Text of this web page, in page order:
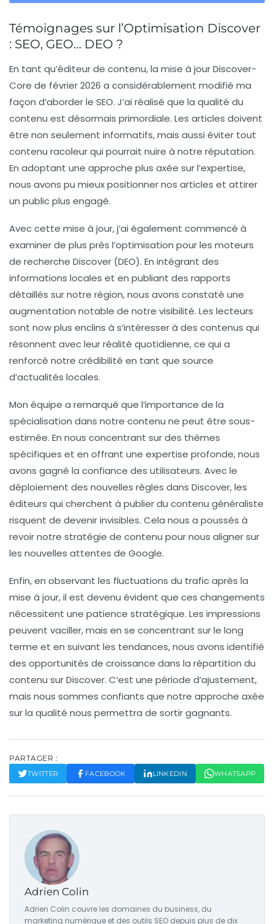
Témoignages sur l’Optimisation Discover
: SEO, GEO… DEO ?
En tant qu’éditeur de contenu, la mise à jourDiscover-
Core de février 2026 a considérablement modifié ma
façon d’aborder le SEO. J’ai réalisé que la qualité du
contenu est désormais primordiale. Les articles doivent
être non seulement informatifs, mais aussi éviter tout
contenu racoleurqui pourrait nuire à notre réputation.
En adoptant une approche plus axée sur l’expertise,
nous avons pu mieux positionner nos articles et attirer
un public plus engagé.
Avec cette mise à jour, j’ai également commencé à
examiner de plus près l’optimisation pour les moteurs
de recherche Discover (DEO). En intégrant des
informations locales et en publiant des rapports
détaillés sur notre région, nous avons constaté une
augmentation notable de notre visibilité. Les lecteurs
sont now plus enclins à s’intéresser à des contenus qui
résonnent avec leur réalité quotidienne, ce qui a
renforcé notre crédibilité en tant que source
d’actualités locales.
Mon équipe a remarqué que l’importance de la
spécialisation dans notre contenu ne peut être sous-
estimée. En nous concentrant sur des thèmes
spécifiques et en offrant une expertise profonde, nous
avons gagné la confiance des utilisateurs. Avec le
déploiement des nouvelles règles dans Discover, les
éditeurs qui cherchent à publier du contenu généraliste
risquent de devenir invisibles. Cela nous a poussés à
revoir notre stratégie de contenu pour nous aligner sur
les nouvelles attentes de Google.
Enfin, en observant les fluctuations du trafic après la
mise à jour, il est devenu évident que ces changements
nécessitent une patience stratégique. Les impressions
peuvent vaciller, mais en se concentrant sur le long
terme et en suivant les tendances, nous avons identifié
des opportunités de croissance dans la répartition du
contenu sur Discover. C’est une période d’ajustement,
mais nous sommes confiants que notre approche axée
sur la qualité nous permettra de sortir gagnants.
PARTAGER :
TWITTER FACEBOOK LINKEDIN WHATSAPP
Adrien Colin
Adrien Colin couvre les domaines du business, du
marketing numérique et des outils SEO depuis plus de dix